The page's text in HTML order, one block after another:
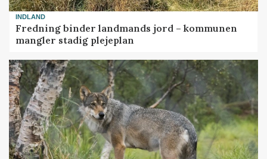
INDLAND
Fredning binder landmands jord – kommunen
mangler stadig plejeplan